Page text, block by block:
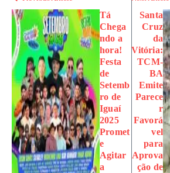
Tá
Chega
ndo a
hora!
Festa
de
Setemb
ro de
Iguaí
2025
Promet
e
Agitar
a
Santa
Cruz
da
Vitória:
TCM-
BA
Emite
Parece
r
Favorá
vel
para
Aprova
ção de